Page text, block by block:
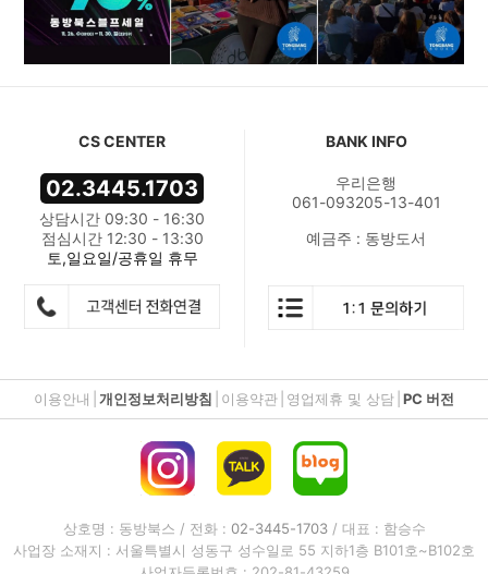
CS CENTER
02.3445.1703
상담시간 09:30 - 16:30
점심시간 12:30 - 13:30
토,일요일/공휴일 휴무
BANK INFO
우리은행
061-093205-13-401
예금주 : 동방도서
이용안내 개인정보처리방침 이용약관 영업제휴 및 상담 PC 버전
상호명 : 동방북스 / 전화 : 02-3445-1703/ 대표 : 함승수
사업장 소재지 : 서울특별시 성동구 성수일로 55 지하1층 B101호~B102호